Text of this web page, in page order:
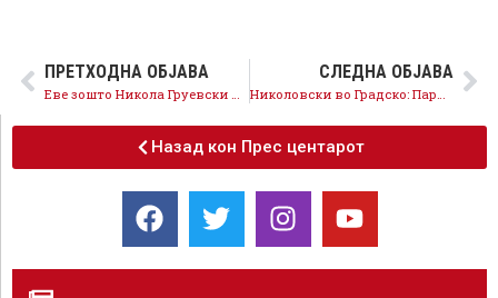
ПРЕТХОДНА ОБЈАВА СЛЕДНА ОБЈАВА
Назад кон Прес центарот